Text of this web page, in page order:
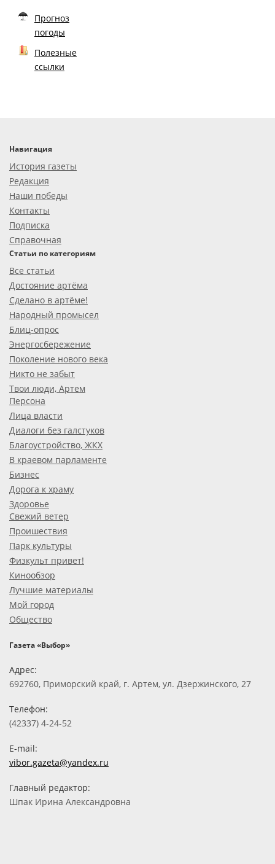
Прогноз
погоды
Полезные
ссылки
Навигация
История газеты
Редакция
Наши победы
Контакты
Подписка
Справочная
Статьи по категориям
Все статьи
Достояние артёма
Сделано в артёме!
Народный промысел
Блиц-опрос
Энергосбережение
Поколение нового века
Никто не забыт
Твои люди, Артем
Персона
Лица власти
Диалоги без галстуков
Благоустройство, ЖКХ
В краевом парламенте
Бизнес
Дорога к храму
Здоровье
Свежий ветер
Проишествия
Парк культуры
Физкульт привет!
Кинообзор
Лучшие материалы
Мой город
Общество
Газета «Выбор»
Адрес:
692760, Приморский край, г. Артем, ул. Дзержинского, 27
Телефон:
(42337) 4-24-52
E-mail:
vibor.gazeta@yandex.ru
Главный редактор:
Шпак Ирина Александровна